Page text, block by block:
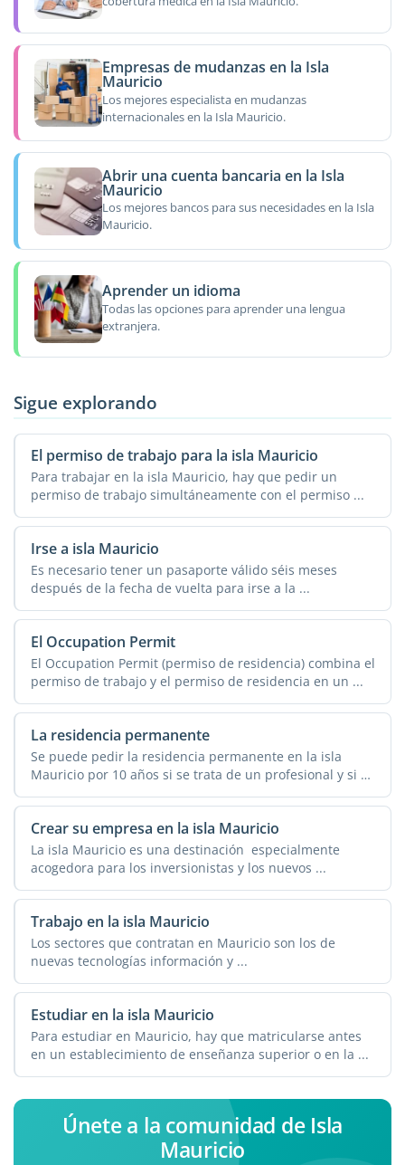
Empresas de mudanzas en la Isla
Mauricio
Los mejores especialista en mudanzas
internacionales en la Isla Mauricio.
Abrir una cuenta bancaria en la Isla
Mauricio
Los mejores bancos para sus necesidades en la Isla
Mauricio.
Aprender un idioma
Todas las opciones para aprender una lengua
extranjera.
Sigue explorando
El permiso de trabajo para la isla Mauricio
Para trabajar en la isla Mauricio, hay que pedir un
permiso de trabajo simultáneamente con el permiso ...
Irse a isla Mauricio
Es necesario tener un pasaporte válido séis meses
después de la fecha de vuelta para irse a la ...
El Occupation Permit
El Occupation Permit (permiso de residencia) combina el
permiso de trabajo y el permiso de residencia en un ...
La residencia permanente
Se puede pedir la residencia permanente en la isla
Mauricio por 10 años si se trata de un profesional y si el
...
Crear su empresa en la isla Mauricio
La isla Mauricio es una destinación especialmente
acogedora para los inversionistas y los nuevos ...
Trabajo en la isla Mauricio
Los sectores que contratan en Mauricio son los de
nuevas tecnologías información y ...
Estudiar en la isla Mauricio
Para estudiar en Mauricio, hay que matricularse antes
en un establecimiento de enseñanza superior o en la ...
Únete a la comunidad de Isla
Mauricio